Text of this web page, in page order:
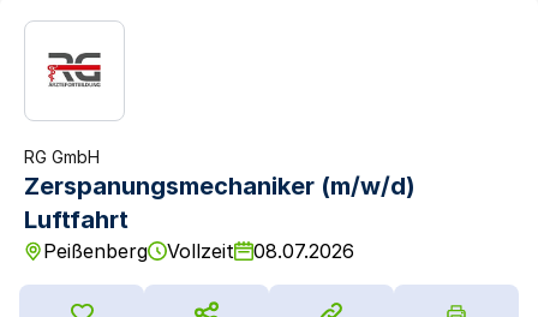
RG GmbH
Zerspanungsmechaniker (m/w/d)
Luftfahrt
Peißenberg Vollzeit 08.07.2026